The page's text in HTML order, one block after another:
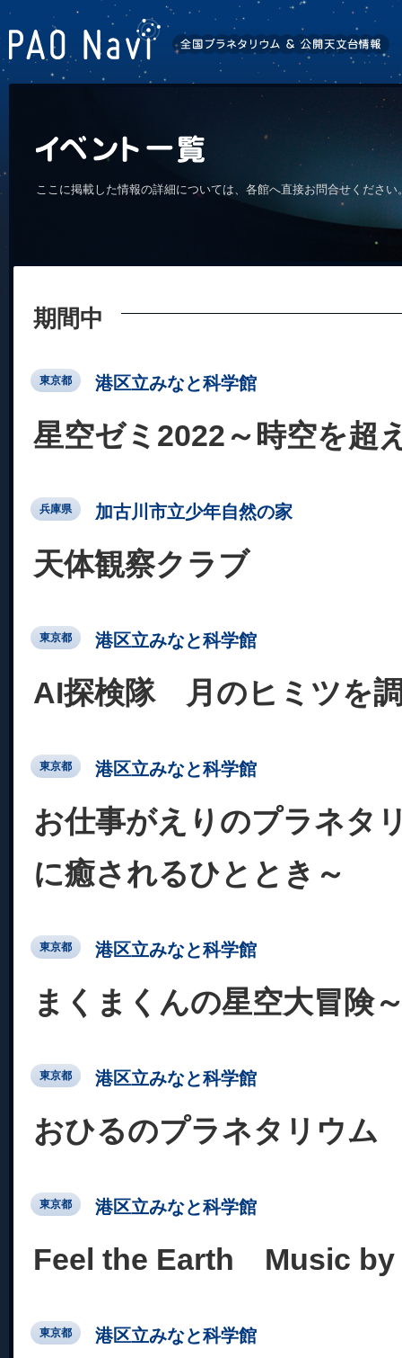
ここに掲載した情報の詳細については、各館へ直接お問合せくださ
期間中
東京都 港区立みなと科学館
星空ゼミ2022～時空を超
兵庫県 加古川市立少年自然の家
天体観察クラブ
東京都 港区立みなと科学館
AI探検隊 月のヒミツを
東京都 港区立みなと科学館
お仕事がえりのプラネタ
に癒されるひととき～
東京都 港区立みなと科学館
まくまくんの星空大冒険
東京都 港区立みなと科学館
おひるのプラネタリウム
東京都 港区立みなと科学館
Feel the Earth Music by
東京都 港区立みなと科学館